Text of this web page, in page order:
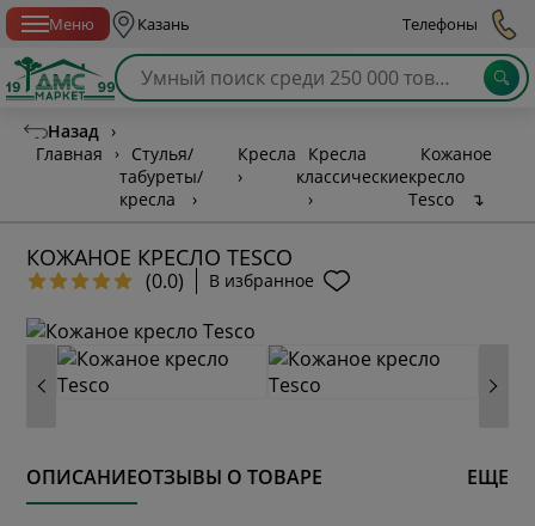
Меню Казань Телефоны
Назад ›
Главная
›
Стулья/
табуреты/
кресла
›
Кресла
›
Кресла
классические
›
Кожаное
кресло
Tesco
↴
КОЖАНОЕ КРЕСЛО TESCO
(0.0) В избранное
ОПИСАНИЕОТЗЫВЫ О ТОВАРЕ ЕЩЕ